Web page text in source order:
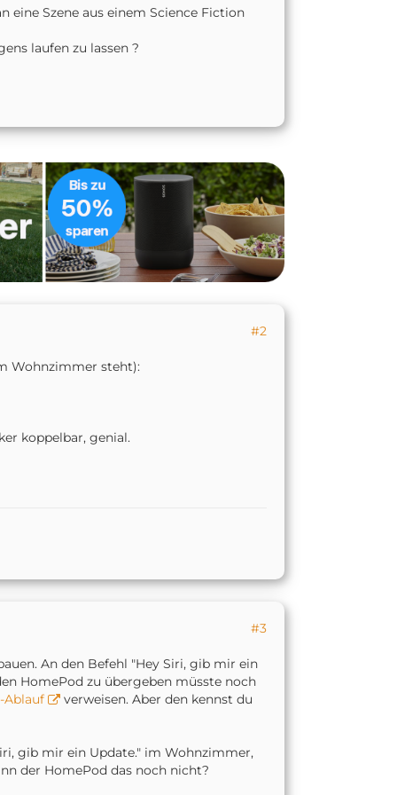
eine Szene aus einem Science Fiction
laufen zu lassen ?
#2
Wohnzimmer steht):
koppelbar, genial.
#3
An den Befehl "Hey Siri, gib mir ein
HomePod zu übergeben müsste noch
Ablauf
verweisen. Aber den kennst du
gib mir ein Update." im Wohnzimmer,
der HomePod das noch nicht?